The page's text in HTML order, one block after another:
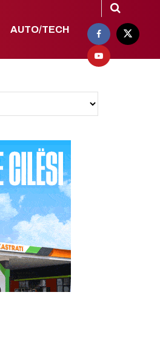
AUTO/TECH